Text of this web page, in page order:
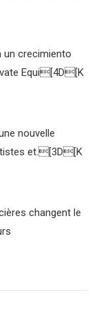
un crecimiento
Equi[4D[K
nouvelle
et.[3D[K
changent le